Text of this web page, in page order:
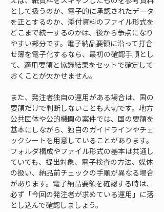
として扱うのか、電子的に承認されたデータ
を正とするのか、添付資料のファイル形式を
どこまで統一するのかは、後から争点になり
やすい部分です。電子納品要領に沿って打合
せ簿を電子化するなら、最初の確認手順とし
て、適用要領と協議結果をセットで確定して
おくことが欠かせません。
また、発注者独自の運用がある場合は、国の
要領だけで判断しないことも大切です。地方
公共団体や公的機関の案件では、国の要領を
基本にしながら、独自のガイドラインやチェ
ックシートを用意していることがあります。
フォルダ構成やファイル形式の基本は共通し
ていても、提出対象、電子検査の方法、媒体
の扱い、納品前チェックの手順が異なる場合
があります。電子納品要領を確認する時は、
必ず「今回の発注者が求めている運用」に落
とし込んで確認しましょう。